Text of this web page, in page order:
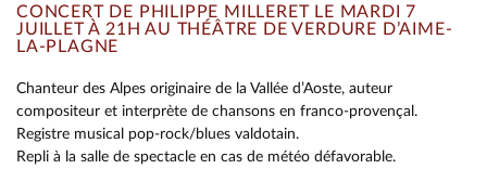
CONCERT DE PHILIPPE MILLERET LE MARDI 7
JUILLET À 21H AU THÉÂTRE DE VERDURE D’AIME-
LA-PLAGNE
Chanteur des Alpes originaire de la Vallée d’Aoste, auteur
compositeur et interprète de chansons en franco-provençal.
Registre musical pop-rock/blues valdotain.
Repli à la salle de spectacle en cas de météo défavorable.